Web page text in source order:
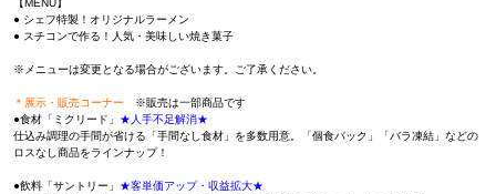
【MENU】
● シェフ特製！オリジナルラーメン
● スチコンで作る！人気・美味しい焼き菓子
※メニューは変更となる場合がございます。ご了承ください。
＊展示・販売コーナー ※販売は一部商品です
●食材「ミクリード」 ★人手不足解消★
仕込み調理の手間が省ける「手間なし食材」を多数用意。「個食パック」「バラ凍結」などの
ロスなし商品をラインナップ！
●飲料「サントリー」 ★客単価アップ・収益拡大★